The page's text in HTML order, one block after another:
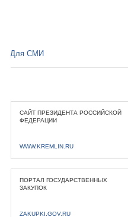
Для СМИ
САЙТ ПРЕЗИДЕНТА РОССИЙСКОЙ
ФЕДЕРАЦИИ
WWW.KREMLIN.RU
ПОРТАЛ ГОСУДАРСТВЕННЫХ
ЗАКУПОК
ZAKUPKI.GOV.RU